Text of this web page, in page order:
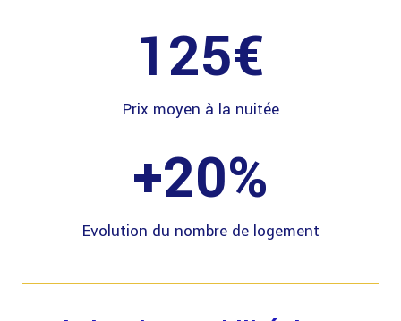
Prix moyen à la nuitée
125€
Evolution du nombre de logement
+20%